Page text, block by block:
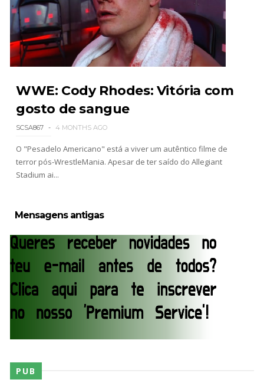
AEW Dynamite 29JUL26
Unknown-Jul 30 2026
WWE NXT 28 JULY 2026
Jul 29 2026
Throwback: The Rock vs Brock Lesnar:
SummerSlam 2002 - Undisputed WWE
Championship Match
WWE Monday Night Raw 27 July 2026
AEW Redemption 2026
Unknown -Jul 27 2026
Unknown
WWE: Cody Rhodes: Vitória com
gosto de sangue
SCSA867 4 MONTHS AGO
O "Pesadelo Americano" está a viver um autêntico filme de
terror pós-WrestleMania. Apesar de ter saído do Allegiant
Stadium ai...
Mensagens antigas
PUB